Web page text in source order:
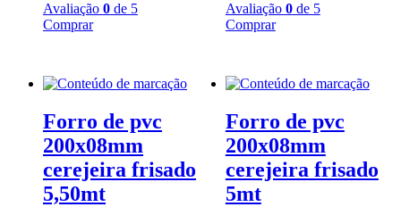
Avaliação 0 de 5
Comprar
Avaliação 0de 5
Comprar
Forro de pvc
200x08mm
cerejeira frisado
5,50mt
Forro de pvc
200x08mm
cerejeira frisado
5mt